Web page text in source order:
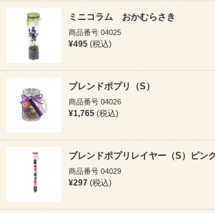
ミニコラム おかむらさき
商品番号 04025
¥495 (税込)
ブレンドポプリ（S）
商品番号 04026
¥1,765 (税込)
ブレンドポプリレイヤー（S）ピン
商品番号 04029
¥297 (税込)